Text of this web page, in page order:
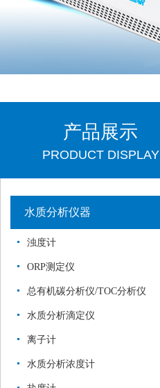
产品展示
PRODUCT DISPLAY
水质分析仪器
浊度计
ORP测定仪
总有机碳分析仪/TOC分析仪
水质分析滴定仪
离子计
水质分析浓度计